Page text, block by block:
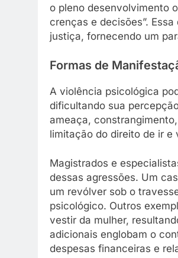
o pleno desenvolvimento
crenças e decisões”.
justiça, fornecendo um
Formas de
A violência psicológica
dificultando sua
ameaça,
limitação do direito de ir e
Magistrados e
dessas agressões. Um
um revólver sob o
psicológico. Outros
vestir da mulher,
adicionais englobam o
despesas financeiras e